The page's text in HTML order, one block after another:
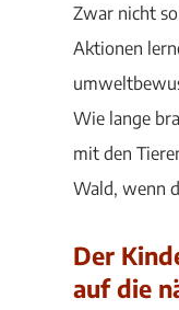
Zwar nicht
Aktionen
Wie lange
mit den
Wald, wenn
Der
auf die